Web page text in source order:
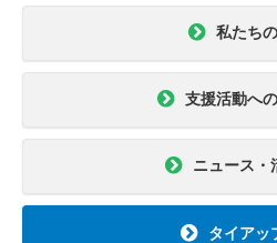
私たち
支援活動へ
ニュース・
タイアッ